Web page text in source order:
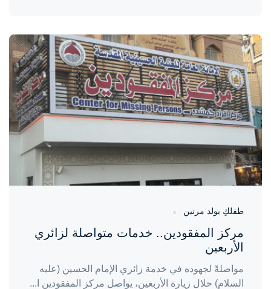
واحة المرأة
منذ 4 أيام
طفلكِ يولد مرتين
مركز المفقودين.. خدمات متواصلة لزائري
الأربعين
مواصلةً لجهوده في خدمة زائري الإمام الحسين (عليه
السلام) خلال زيارة الأربعين، يواصل مركز المفقودين ا...